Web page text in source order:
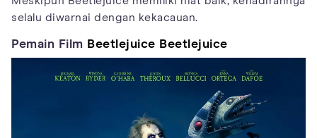
selalu diwarnai dengan kekacauan.
Pemain Film Beetlejuice Beetlejuice